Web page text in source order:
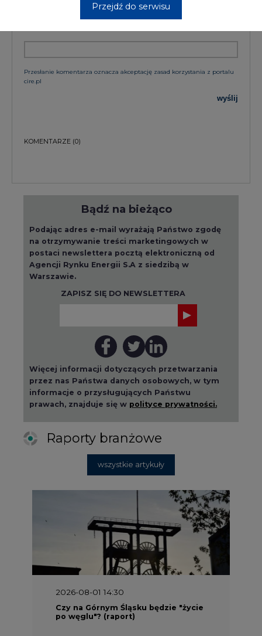
Przejdź do serwisu
Przesłanie komentarza oznacza akceptację zasad korzystania z portalu
cire.pl
wyślij
KOMENTARZE (0)
Bądź na bieżąco
Podając adres e-mail wyrażają Państwo zgodę
na otrzymywanie treści marketingowych w
postaci newslettera pocztą elektroniczną od
Agencji Rynku Energii S.A z siedzibą w
Warszawie.
ZAPISZ SIĘ DO NEWSLETTERA
Więcej informacji dotyczących przetwarzania
przez nas Państwa danych osobowych, w tym
informacje o przysługujących Państwu
prawach, znajduje się w polityce prywatności.
Raporty branżowe
wszystkie artykuły
2026-08-01 14:30
Czy na Górnym Śląsku będzie "życie
po węglu"? (raport)